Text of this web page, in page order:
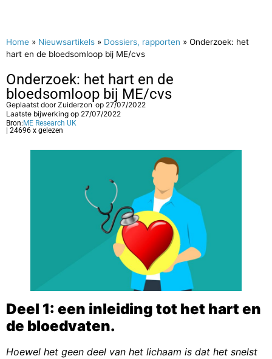
Home » Nieuwsartikels » Dossiers, rapporten » Onderzoek: het
hart en de bloedsomloop bij ME/cvs
Onderzoek: het hart en de
bloedsomloop bij ME/cvs
Geplaatst doorZuiderzon op 27/07/2022
Laatste bijwerking op 27/07/2022
Bron: ME Research UK
| 24696 x gelezen
Deel 1: een inleiding tot het hart en
de bloedvaten.
Hoewel het geen deel van het lichaam is dat het snelst